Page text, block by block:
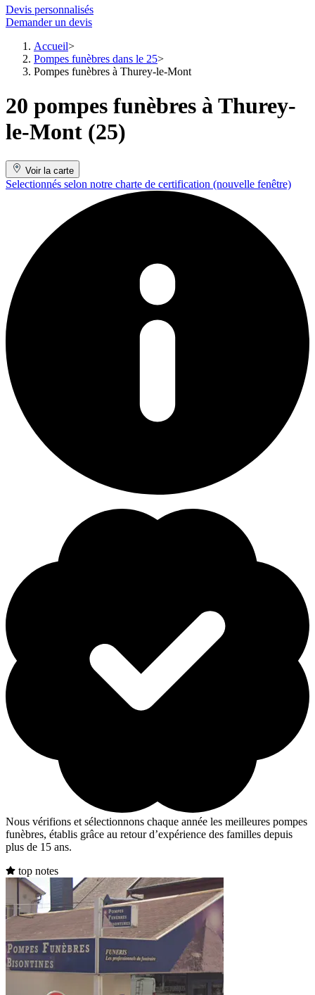
Devis personnalisés
Demander un devis
Accueil
Pompes funèbres dans le 25
Pompes funèbres à Thurey-le-Mont
20 pompes funèbres à Thurey-
le-Mont (25)
Voir la carte
Selectionnés selon notre charte de certification (nouvelle fenêtre)
Nous vérifions et sélectionnons chaque année les meilleures pompes
funèbres, établis grâce au retour d’expérience des familles depuis
plus de 15 ans.
top notes